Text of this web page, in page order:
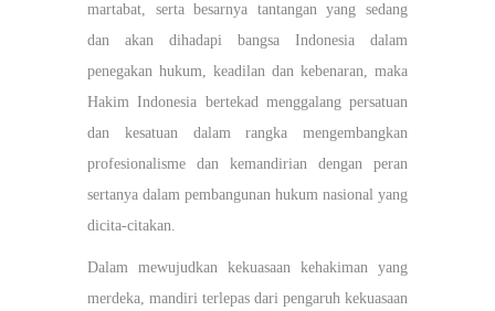
martabat, serta besarnya tantangan yang sedang
dan akan dihadapi bangsa Indonesia dalam
penegakan hukum, keadilan dan kebenaran, maka
Hakim Indonesia bertekad menggalang persatuan
dan kesatuan dalam rangka mengembangkan
profesionalisme dan kemandirian dengan peran
sertanya dalam pembangunan hukum nasional yang
dicita-citakan.
Dalam mewujudkan kekuasaan kehakiman yang
merdeka, mandiri terlepas dari pengaruh kekuasaan